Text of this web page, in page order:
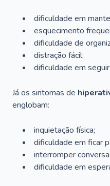
dificuldade em
esquecimento
dificuldade de
distração fácil;
dificuldade em
Já os sintomas de
englobam:
inquietação física;
dificuldade em ficar
interromper
dificuldade em